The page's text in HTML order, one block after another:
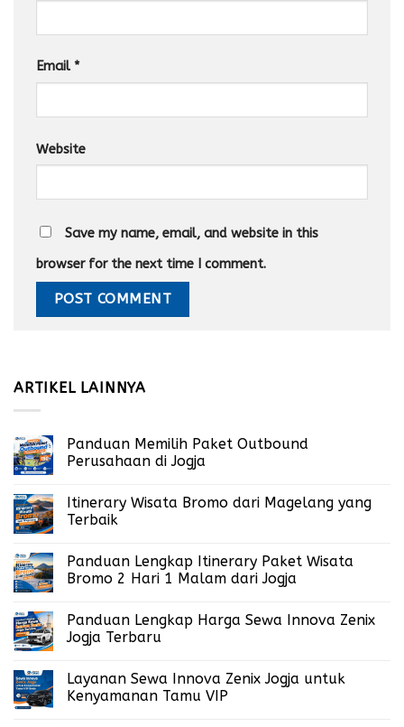
Email *
Website
Save my name, email, and website in this
browser for the next time I comment.
ARTIKEL LAINNYA
Panduan Memilih Paket Outbound
Perusahaan di Jogja
Itinerary Wisata Bromo dari Magelang yang
Terbaik
Panduan Lengkap Itinerary Paket Wisata
Bromo 2 Hari 1 Malam dari Jogja
Panduan Lengkap Harga Sewa Innova Zenix
Jogja Terbaru
Layanan Sewa Innova Zenix Jogja untuk
Kenyamanan Tamu VIP